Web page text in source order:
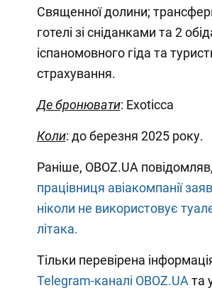
Священної долини;
готелі зі сніданками та 2
іспаномовного гіда та
страхування.
Де бронювати: Exoticca
Коли: до березня 2025 року.
Раніше, OBOZ.UA повідомляв,
працівниця авіакомпанії
ніколи не використовує
літака.
Тільки перевірена
Telegram-каналі OBOZ.UA та